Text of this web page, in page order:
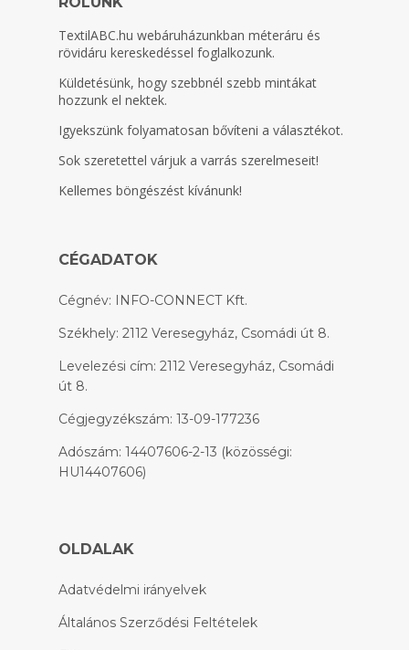
TextilABC.hu webáruházunkban méteráru és
rövidáru kereskedéssel foglalkozunk.
Küldetésünk, hogy szebbnél szebb mintákat
hozzunk el nektek.
Igyekszünk folyamatosan bővíteni a választékot.
Sok szeretettel várjuk a varrás szerelmeseit!
Kellemes böngészést kívánunk!
CÉGADATOK
Cégnév: INFO-CONNECT Kft.
Székhely: 2112 Veresegyház, Csomádi út 8.
Levelezési cím: 2112 Veresegyház, Csomádi
út 8.
Cégjegyzékszám: 13-09-177236
Adószám: 14407606-2-13 (közösségi:
HU14407606)
OLDALAK
Adatvédelmi irányelvek
Általános Szerződési Feltételek